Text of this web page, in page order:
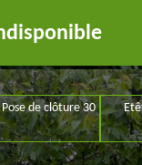
Pose de clôture 30